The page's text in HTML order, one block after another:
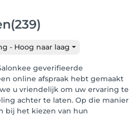
(239)
- Hoog naar laag
geverifieerde
online afspraak hebt gemaakt
u vriendelijk om uw ervaring te
achter te laten. Op die manier
bij het kiezen van hun